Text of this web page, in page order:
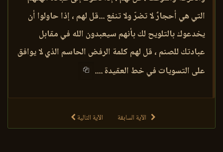
التي هي أحجارٌ لا تضرّ ولا تنفع ...قل لهم ، إذا حاولوا أن
يخدعوك بالتلويح لك بأنهم سيعبدون الله في مقابل
عبادتك للصنم ، قل لهم كلمة الرفض الحاسم الذي لا يوافق
على التسويات في خط العقيدة ....
الآية السابقة الآية التالية